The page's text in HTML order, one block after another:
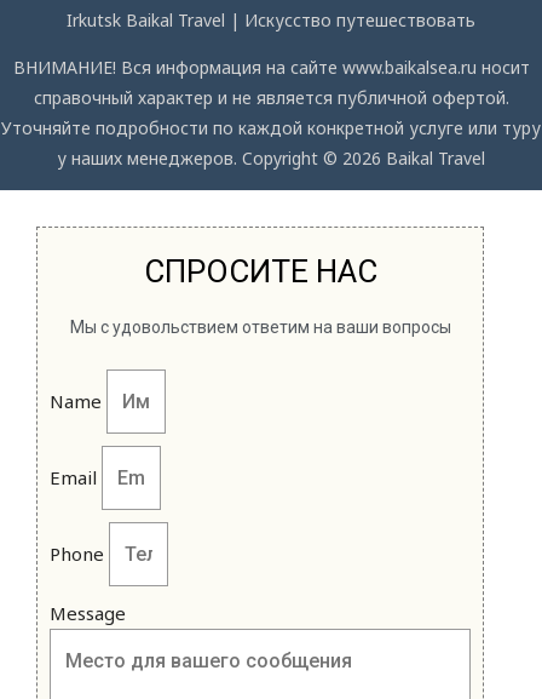
Irkutsk Baikal Travel | Искусство путешествовать
ВНИМАНИЕ! Вся информация на сайте www.baikalsea.ru носит
справочный характер и не является публичной офертой.
Уточняйте подробности по каждой конкретной услуге или туру
у наших менеджеров. Copyright © 2026 Baikal Travel
СПРОСИТЕ НАС
Мы с удовольствием ответим на ваши вопросы
Name
Email
Phone
Message